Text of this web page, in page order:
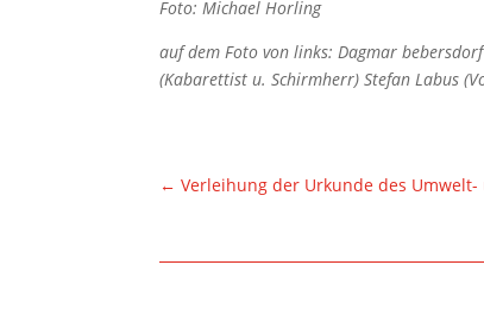
Foto: Michael Horling
auf dem Foto von links: Dagmar
(Kabarettist u. Schirmherr) Stefan Labus
←Verleihung der Urkunde des